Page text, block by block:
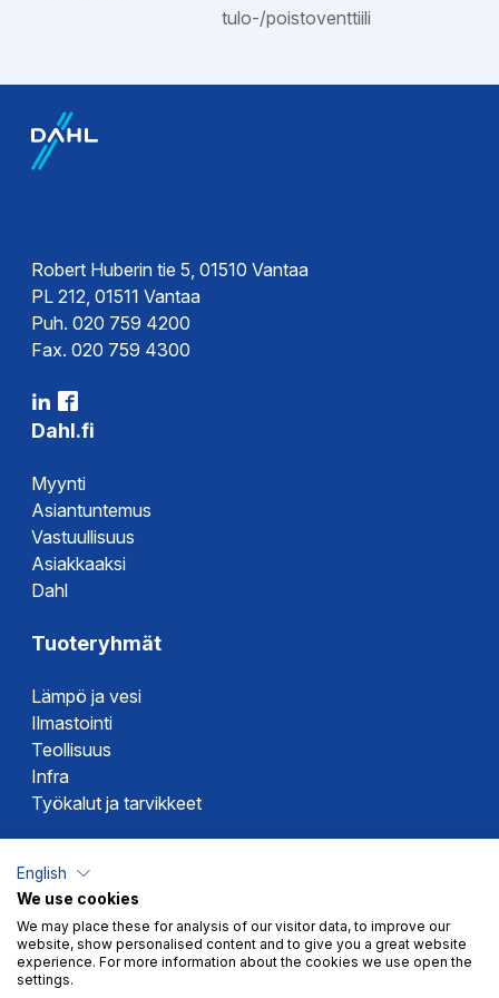
tulo-/poistoventtiili
Käyttöohje
Robert Huberin tie 5, 01510 Vantaa
PL 212, 01511 Vantaa
Puh. 020 759 4200
Fax. 020 759 4300
Dahl.fi
Myynti
Asiantuntemus
Vastuullisuus
Asiakkaaksi
Dahl
Tuoteryhmät
Lämpö ja vesi
Ilmastointi
Teollisuus
Infra
Työkalut ja tarvikkeet
Altech
Alterna
Novipro
Votec
English
We use cookies
We may place these for analysis of our visitor data, to improve our
website, show personalised content and to give you a great website
experience. For more information about the cookies we use open the
settings.